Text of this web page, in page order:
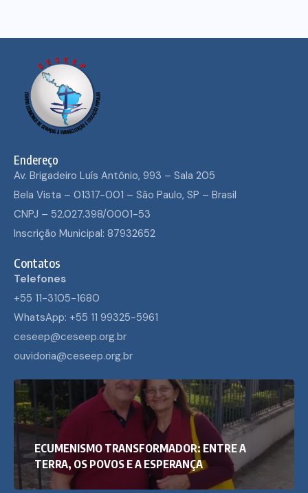
Endereço
Av. Brigadeiro Luís Antônio, 993 – Sala 205
Bela Vista – 01317-001 – São Paulo, SP – Brasil
CNPJ – 52.027.398/0001-53
Inscrição Municipal: 87932652
Contatos
Telefones
+55 11-3105-1680
WhatsApp: +55 11 99325-5961
ceseep@ceseep.org.br
ouvidoria@ceseep.org.br
ECUMENISMO TRANSFORMADOR: ENTRE A
TERRA, OS POVOS E A ESPERANÇA